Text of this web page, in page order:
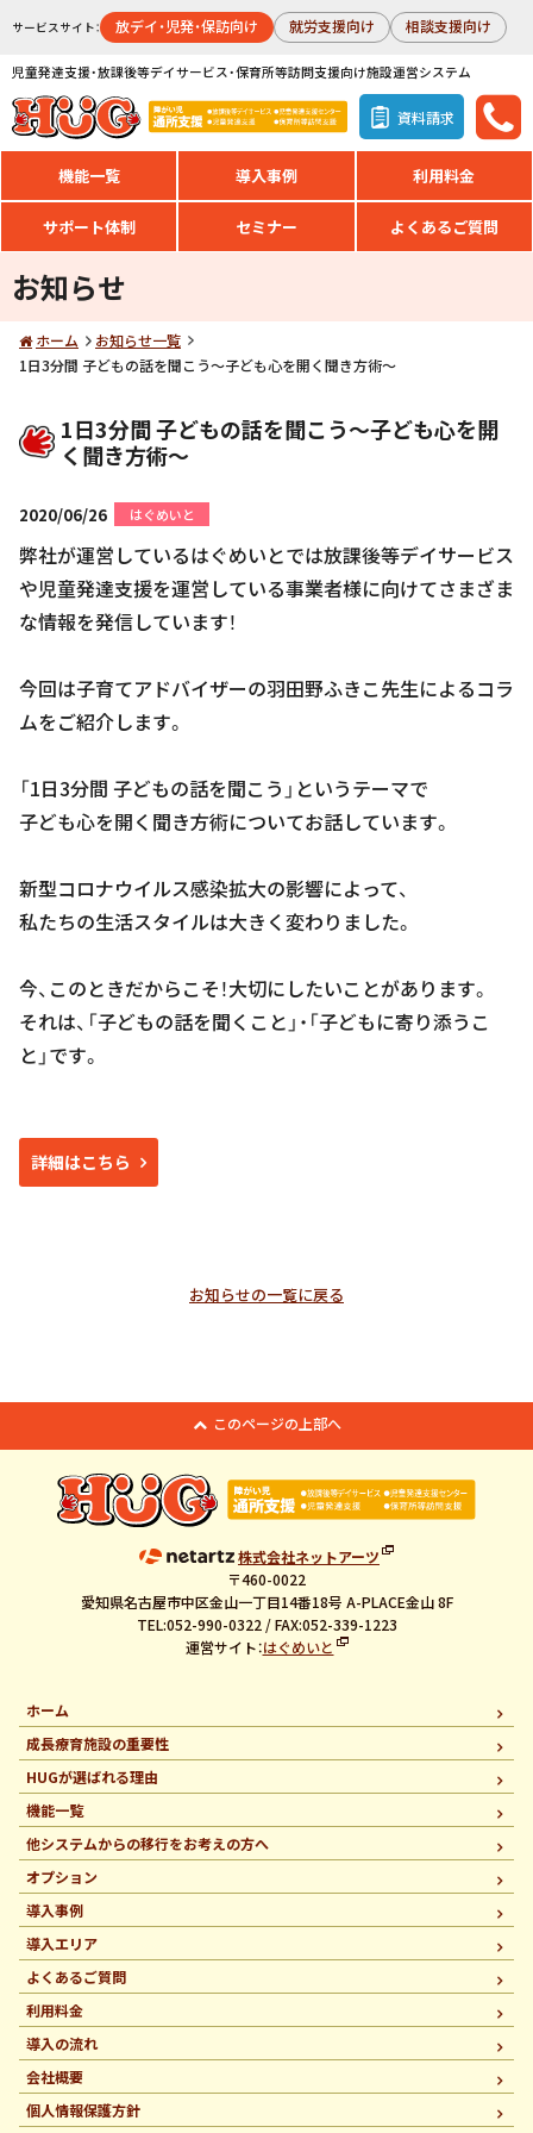
サービスサイト： 放デイ・児発・保訪向け 就労支援向け 相談支援向け
児童発達支援・放課後等デイサービス・保育所等訪問支援向け施設運営システム
資料請求
機能一覧 導入事例 利用料金
サポート体制 セミナー よくあるご質問
お知らせ
ホーム
お知らせ一覧
1日3分間 子どもの話を聞こう～子ども心を開く聞き方術～
1日3分間 子どもの話を聞こう～子ども心を開
く聞き方術～
2020/06/26 はぐめいと
弊社が運営しているはぐめいとでは放課後等デイサービス
や児童発達支援を運営している事業者様に向けてさまざま
な情報を発信しています！
今回は子育てアドバイザーの羽田野ふきこ先生によるコラ
ムをご紹介します。
「1日3分間 子どもの話を聞こう」というテーマで
子ども心を開く聞き方術についてお話しています。
新型コロナウイルス感染拡大の影響によって、
私たちの生活スタイルは大きく変わりました。
今、このときだからこそ！大切にしたいことがあります。
それは、「子どもの話を聞くこと」・「子どもに寄り添うこ
と」です。
詳細はこちら
お知らせの一覧に戻る
このページの上部へ
株式会社ネットアーツ
〒460-0022
愛知県名古屋市中区金山一丁目14番18号 A-PLACE金山 8F
TEL:052-990-0322 / FAX:052-339-1223
運営サイト：はぐめいと
ホーム
成長療育施設の重要性
HUGが選ばれる理由
機能一覧
他システムからの移行をお考えの方へ
オプション
導入事例
導入エリア
よくあるご質問
利用料金
導入の流れ
会社概要
個人情報保護方針